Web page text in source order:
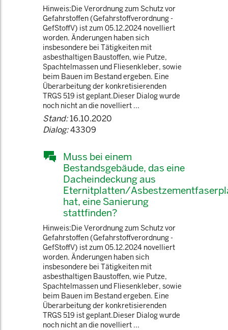
Hinweis:Die Verordnung zum Schutz vor
Gefahrstoffen (Gefahrstoffverordnung -
GefStoffV) ist zum 05.12.2024 novelliert
worden. Änderungen haben sich
insbesondere bei Tätigkeiten mit
asbesthaltigen Baustoffen, wie Putze,
Spachtelmassen und Fliesenkleber, sowie
beim Bauen im Bestand ergeben. Eine
Überarbeitung der konkretisierenden
TRGS 519 ist geplant.Dieser Dialog wurde
noch nicht an die novelliert ...
Stand:16.10.2020
Dialog:43309
Muss bei einem
Bestandsgebäude, das eine
Dacheindeckung aus
Eternitplatten/
hat, eine Sanierung
stattfinden?
Hinweis:Die Verordnung zum Schutz vor
Gefahrstoffen (Gefahrstoffverordnung -
GefStoffV) ist zum 05.12.2024 novelliert
worden. Änderungen haben sich
insbesondere bei Tätigkeiten mit
asbesthaltigen Baustoffen, wie Putze,
Spachtelmassen und Fliesenkleber, sowie
beim Bauen im Bestand ergeben. Eine
Überarbeitung der konkretisierenden
TRGS 519 ist geplant.Dieser Dialog wurde
noch nicht an die novelliert ...